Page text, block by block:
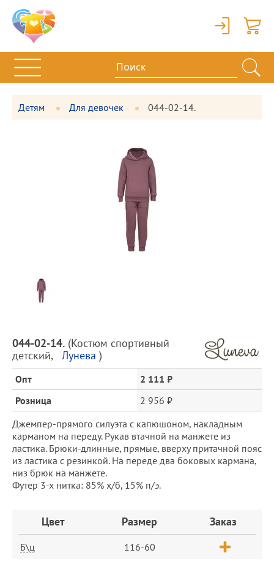
Вход
Детям Для девочек 044-02-14.
товара
Описание
товара
и
цена
044-02-14. (Костюм спортивный
детский, Лунева )
Опт
2 111 ₽
Розница
2 956 ₽
Джемпер-прямого силуэта с капюшоном, накладным
карманом на переду. Рукав втачной на манжете из
ластика. Брюки-длинные, прямые, вверху притачной пояс
из ластика с резинкой. На переде два боковых кармана,
низ брюк на манжете.
Футер 3-х нитка: 85% х/б, 15% п/э.
ЗаказЦвет Размер Заказ
Б\ц 116-60